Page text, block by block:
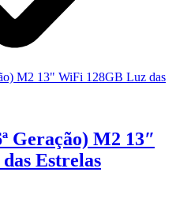
Geração) M2 13″
Estrelas